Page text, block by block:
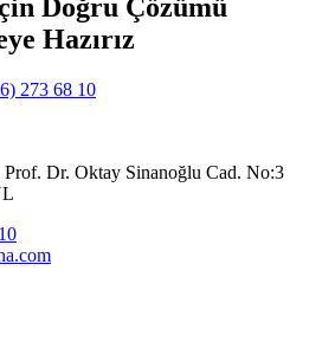
Doğru Çözümü
Hazırız
273 68 10
Dr. Oktay Sinanoğlu Cad. No:3